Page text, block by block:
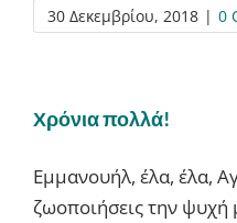
30 Δεκεμβρίου, 2018 | 0
Χρόνια πολλά!
Εμμανουήλ, έλα, έλα,
ζωοποιήσεις την ψυχή